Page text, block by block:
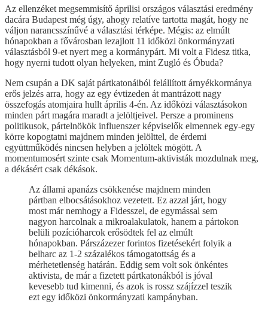
Az ellenzéket megsemmisítő áprilisi országos választási eredmény
dacára Budapest még úgy, ahogy relatíve tartotta magát, hogy ne
váljon narancsszínűvé a választási térképe. Mégis: az elmúlt
hónapokban a fővárosban lezajlott 11 időközi önkormányzati
választásból 9-et nyert meg a kormánypárt. Mi volt a Fidesz titka,
hogy nyerni tudott olyan helyeken, mint Zugló és Óbuda?
Nem csupán a DK saját pártkatonáiból felállított árnyékkormánya
erős jelzés arra, hogy az egy évtizeden át mantrázott nagy
összefogás atomjaira hullt április 4-én. Az időközi választásokon
minden párt magára maradt a jelöltjeivel. Persze a prominens
politikusok, pártelnökök influenszer képviselők elmennek egy-egy
körre kopogtatni majdnem minden jelölttel, de érdemi
együttműködés nincsen helyben a jelöltek mögött. A
momentumosért szinte csak Momentum-aktivisták mozdulnak meg,
a dékásért csak dékások.
Az állami apanázs csökkenése majdnem minden
pártban elbocsátásokhoz vezetett. Ez azzal járt, hogy
most már nemhogy a Fidesszel, de egymással sem
nagyon harcolnak a mikroalakulatok, hanem a pártokon
belüli pozícióharcok erősödtek fel az elmúlt
hónapokban. Párszázezer forintos fizetésekért folyik a
belharc az 1-2 százalékos támogatottság és a
mérhetetlenség határán. Eddig sem volt sok önkéntes
aktivista, de már a fizetett pártkatonákból is jóval
kevesebb tud kimenni, és azok is rossz szájízzel teszik
ezt egy időközi önkormányzati kampányban.